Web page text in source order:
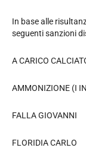
In base alle
seguenti sanzioni
A CARICO
AMMONIZIONE (I
FALLA
FLORIDIA